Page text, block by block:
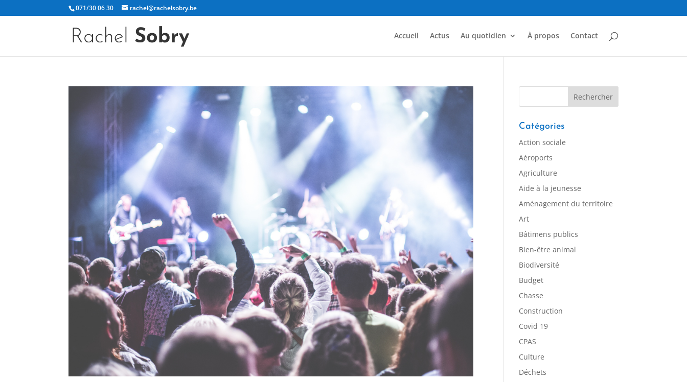
071/30 06 30 rachel@rachelsobry.be
Accueil Actus Au quotidien À propos Contact
Catégories
Action sociale
Aéroports
Agriculture
Aide à la jeunesse
Aménagement du territoire
Art
Bâtimens publics
Bien-être animal
Biodiversité
Budget
Chasse
Construction
Covid 19
CPAS
Culture
Déchets